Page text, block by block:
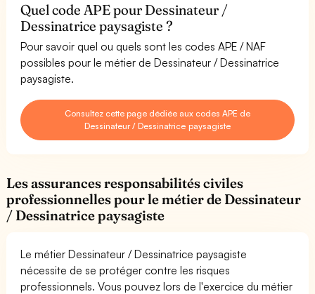
Quel code APE pour Dessinateur /
Dessinatrice paysagiste ?
Pour savoir quel ou quels sont les codes APE / NAF
possibles pour le métier de Dessinateur / Dessinatrice
paysagiste.
Consultez cette page dédiée aux codes APE de
Dessinateur / Dessinatrice paysagiste
Les assurances responsabilités civiles
professionnelles pour le métier de Dessinateur
/ Dessinatrice paysagiste
Le métier Dessinateur / Dessinatrice paysagiste
nécessite de se protéger contre les risques
professionnels. Vous pouvez lors de l'exercice du métier